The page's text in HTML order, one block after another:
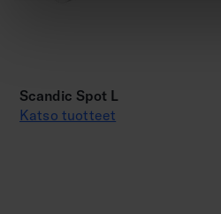
Scandic Spot L
Katso tuotteet